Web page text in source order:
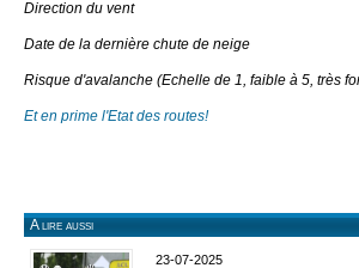
Direction du vent
Date de la dernière chute de neige
Risque d'avalanche (Echelle de 1, faible à 5, très
Et en prime l'Etat des routes!
A lire aussi
23-07-2025